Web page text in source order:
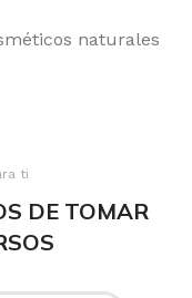
naturales
ti
DE TOMAR